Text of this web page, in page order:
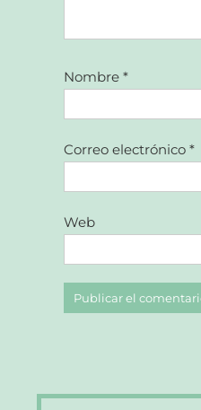
Nombre*
Correo electrónico*
Web